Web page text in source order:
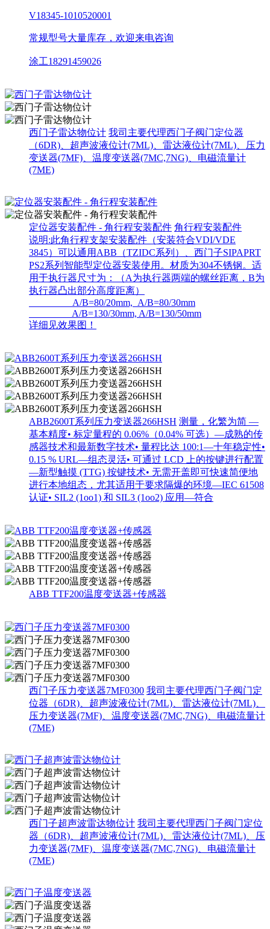
V18345-1010520001
常规型号大量库存，欢迎来电咨询
涂工18291459026
西门子雷达物位计 我司主要代理西门子阀门定位器
（6DR)、超声波液位计(7ML)、雷达液位计(7ML)、压力
变送器(7MF)、温度变送器(7MC,7NG)、电磁流量计
(7ME)
定位器安装配件 - 角行程安装配件 角行程安装配件
说明:此角行程支架安装配件（安装符合VDI/VDE
3845）可以通用ABB（TZIDC系列）、西门子SIPAPRT
PS2系列智能型定位器安装使用。材质为304不锈钢。适
用于执行器尺寸为：（A为执行器两端的螺丝距离，B为
执行器凸出部分高度距离）
A/B=80/20mm, A/B=80/30mm
A/B=130/30mm, A/B=130/50mm
详细见效果图！
ABB2600T系列压力变送器266HSH 测量，化繁为简 —
基本精度• 标定量程的 0.06%（0.04% 可选）—成熟的传
感器技术和最新数字技术• 量程比达 100:1—十年稳定性•
0.15 % URL—组态灵活• 可通过 LCD 上的按键进行配置
—新型触摸 (TTG) 按键技术• 无需开盖即可快速简便地
进行本地组态，尤其适用于要求隔爆的环境—IEC 61508
认证• SIL2 (1oo1) 和 SIL3 (1oo2) 应用—符合
ABB TTF200温度变送器+传感器
西门子压力变送器7MF0300 我司主要代理西门子阀门定
位器（6DR)、超声波液位计(7ML)、雷达液位计(7ML)、
压力变送器(7MF)、温度变送器(7MC,7NG)、电磁流量计
(7ME)
西门子超声波雷达物位计 我司主要代理西门子阀门定位
器（6DR)、超声波液位计(7ML)、雷达液位计(7ML)、压
力变送器(7MF)、温度变送器(7MC,7NG)、电磁流量计
(7ME)